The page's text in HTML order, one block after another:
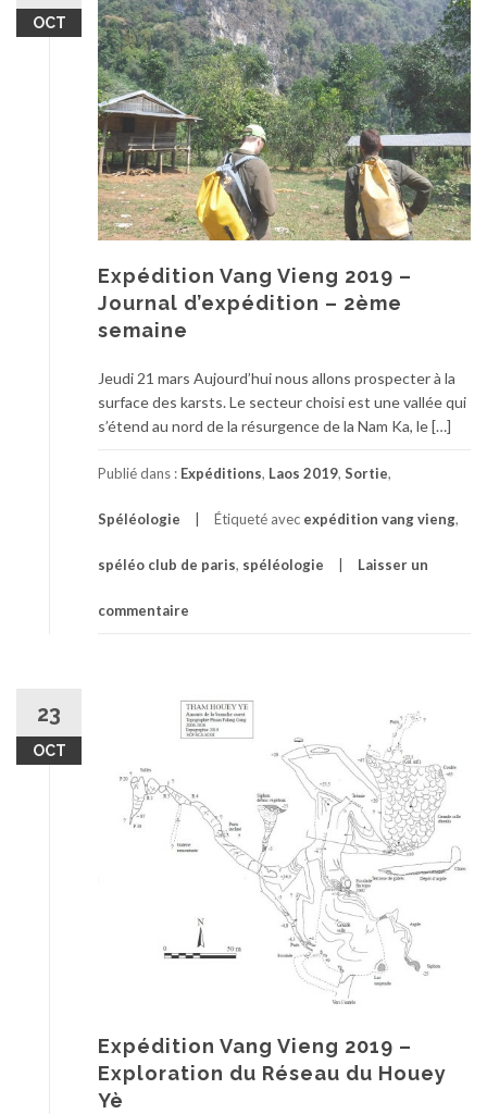
OCT
Expédition Vang Vieng 2019 –
Journal d’expédition – 2ème
semaine
Jeudi 21 mars Aujourd’hui nous allons prospecter à la
surface des karsts. Le secteur choisi est une vallée qui
s’étend au nord de la résurgence de la Nam Ka, le […]
Publié dans : Expéditions, Laos 2019, Sortie,
Spéléologie Étiqueté avec expédition vang vieng,
spéléo club de paris, spéléologie Laisser un
commentaire
23
OCT
Expédition Vang Vieng 2019 –
Exploration du Réseau du Houey
Yè